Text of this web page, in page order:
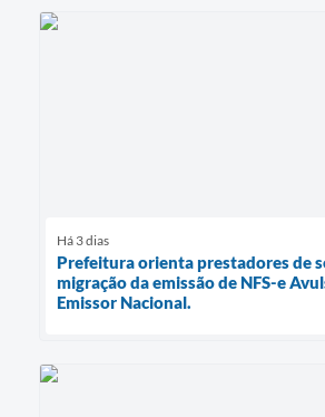
Há 3 dias
Prefeitura orienta prestadores de
migração da emissão de NFS-e
Emissor Nacional.